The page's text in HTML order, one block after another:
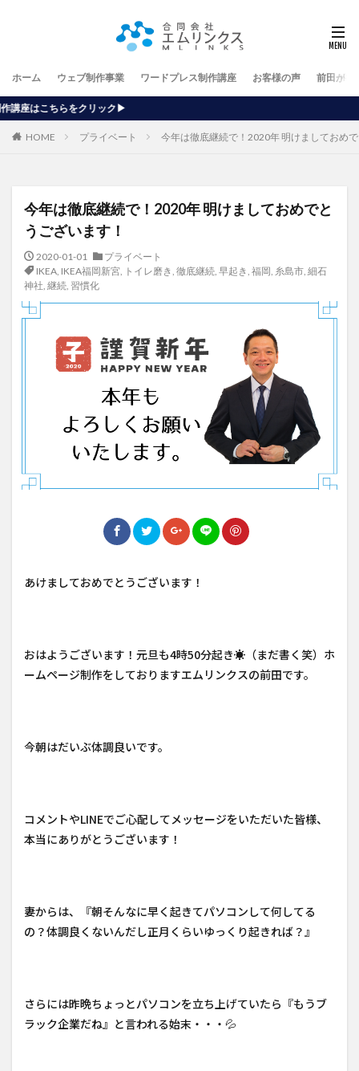
ホーム ウェブ制作事業 ワードプレス制作講座 お客様の声 前田が行
HOME プライベート 今年は徹底継続で！2020年 明けましておめ
今年は徹底継続で！2020年 明けましておめでと
うございます！
2020-01-01
プライベート
IKEA, IKEA福岡新宮, トイレ磨き, 徹底継続, 早起き, 福岡, 糸島市, 細石
神社, 継続, 習慣化
あけましておめでとうございます！
おはようございます！元旦も4時50分起き☀（まだ書く笑）ホ
ームページ制作をしておりますエムリンクスの前田です。
今朝はだいぶ体調良いです。
コメントやLINEでご心配してメッセージをいただいた皆様、
本当にありがとうございます！
妻からは、『朝そんなに早く起きてパソコンして何してる
の？体調良くないんだし正月くらいゆっくり起きれば？』
さらには昨晩ちょっとパソコンを立ち上げていたら『もうブ
ラック企業だね』と言われる始末・・・💦